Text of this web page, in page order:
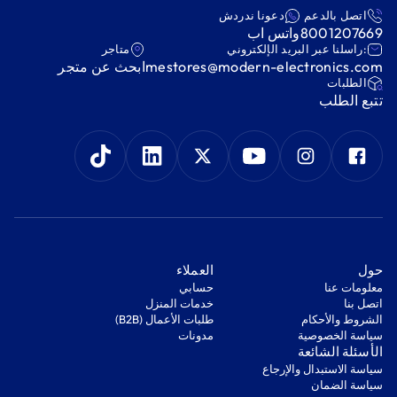
اتصل بالدعم
8001207669
دعونا ندردش
واتس اب
:راسلنا عبر البريد الإلكتروني
mestores@modern-electronics.com
متاجر
ابحث عن متجر
‫الطلبات‬
‫تتبع الطلب‬
‫حول‬
معلومات عنا
اتصل بنا
‫الشروط والأحكام‬
‫سياسة الخصوصية‬
‫العملاء‬
‫حسابي‬
‫خدمات المنزل‬
‫طلبات الأعمال (B2B)‬
مدونات
‫الأسئلة الشائعة‬
‫سياسة الاستبدال والإرجاع‬
‫سياسة الضمان‬